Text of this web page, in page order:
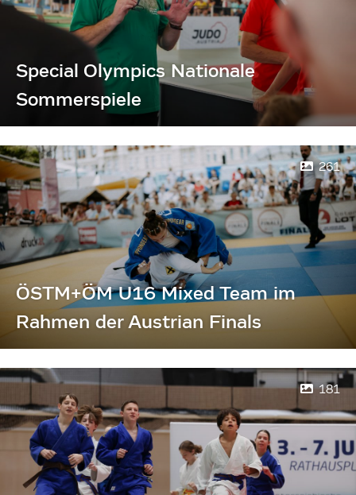
Special Olympics Nationale
Sommerspiele
261
ÖSTM+ÖM U16 Mixed Team im
Rahmen der Austrian Finals
181